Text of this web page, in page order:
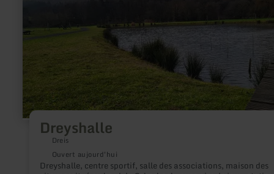
Dreyshalle
Dreis
Ouvert aujourd'hui
Dreyshalle, centre sportif, salle des associations, maison des